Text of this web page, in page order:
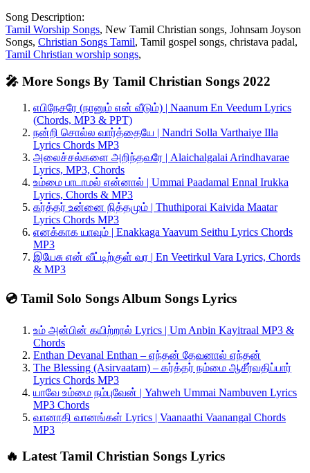
Song Description:
Tamil Worship Songs, New Tamil Christian songs, Johnsam Joyson
Songs, Christian Songs Tamil, Tamil gospel songs, christava padal,
Tamil Christian worship songs,
🎤 More Songs By Tamil Christian Songs 2022
எபிநேசரே (நானும் என் வீடும்) | Naanum En Veedum Lyrics
(Chords, MP3 & PPT)
நன்றி சொல்ல வார்த்தையே | Nandri Solla Varthaiye Illa
Lyrics Chords MP3
அலைச்சல்களை அறிந்தவரே | Alaichalgalai Arindhavarae
Lyrics, MP3, Chords
உம்மை பாடாமல் என்னால் | Ummai Paadamal Ennal Irukka
Lyrics, Chords & MP3
கர்த்தர் உன்னை நித்தமும் | Thuthiporai Kaivida Maatar
Lyrics Chords MP3
எனக்காக யாவும் | Enakkaga Yaavum Seithu Lyrics Chords
MP3
இயேசு என் வீட்டிற்குள் வர | En Veetirkul Vara Lyrics, Chords
& MP3
💿 Tamil Solo Songs Album Songs Lyrics
உம் அன்பின் கயிற்றால் Lyrics | Um Anbin Kayitraal MP3 &
Chords
Enthan Devanal Enthan – எந்தன் தேவனால் எந்தன்
The Blessing (Asirvaatam) – கர்த்தர் நம்மை ஆசீர்வதிப்பார்
Lyrics Chords MP3
யாவே உம்மை நம்புவேன் | Yahweh Ummai Nambuven Lyrics
MP3 Chords
வானாதி வானங்கள் Lyrics | Vaanaathi Vaanangal Chords
MP3
🔥 Latest Tamil Christian Songs Lyrics